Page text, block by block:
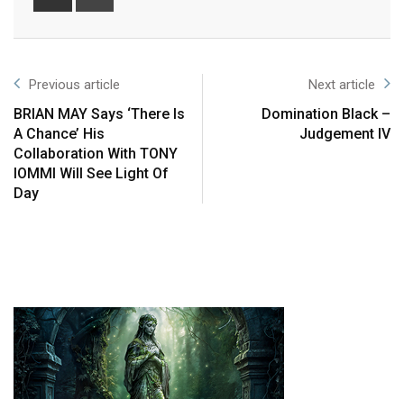
Previous article
BRIAN MAY Says ‘There Is
A Chance’ His
Collaboration With TONY
IOMMI Will See Light Of
Day
Next article
Domination Black –
Judgement IV